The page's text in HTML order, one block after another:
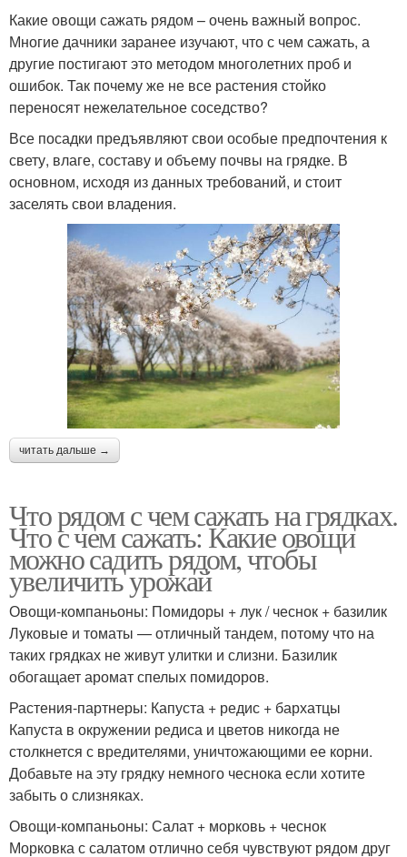
Какие овощи сажать рядом – очень важный вопрос.
Многие дачники заранее изучают, что с чем сажать, а
другие постигают это методом многолетних проб и
ошибок. Так почему же не все растения стойко
переносят нежелательное соседство?
Все посадки предъявляют свои особые предпочтения к
свету, влаге, составу и объему почвы на грядке. В
основном, исходя из данных требований, и стоит
заселять свои владения.
читать дальше →
Что рядом с чем сажать на грядках.
Что с чем сажать: Какие овощи
можно садить рядом, чтобы
увеличить урожай
Овощи-компаньоны: Помидоры + лук / чеснок + базилик
Луковые и томаты — отличный тандем, потому что на
таких грядках не живут улитки и слизни. Базилик
обогащает аромат спелых помидоров.
Растения-партнеры: Капуста + редис + бархатцы
Капуста в окружении редиса и цветов никогда не
столкнется с вредителями, уничтожающими ее корни.
Добавьте на эту грядку немного чеснока если хотите
забыть о слизняках.
Овощи-компаньоны: Салат + морковь + чеснок
Морковка с салатом отлично себя чувствуют рядом друг